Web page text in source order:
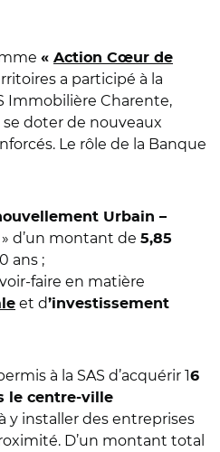
« Action Cœur de
a participé à la
Immobilière Charente,
doter de nouveaux
Le rôle de la Banque
Urbain –
» d’un montant de 5,85
ans ;
faire en matière
et d’investissement
à la SAS d’acquérir 16
le centre-ville
y installer des entreprises
D’un montant total